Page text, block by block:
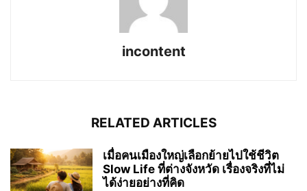
incontent
RELATED ARTICLES
เมื่อคนเมืองใหญ่เลือกย้ายไปใช้ชีวิต
Slow Life ที่ต่างจังหวัด เรื่องจริงที่ไม่
ได้ง่ายอย่างที่คิด